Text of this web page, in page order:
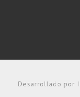
Desarrollado por